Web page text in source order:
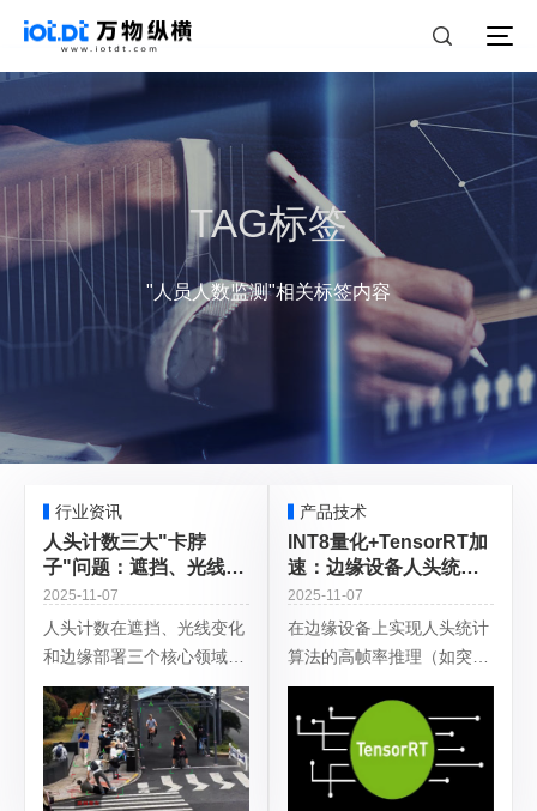
TAG标签
"人员人数监测"相关标签内容
行业资讯
人头计数三大"卡脖
子"问题：遮挡、光线、
边缘部署的技术破局之
路
2025-11-07
人头计数在遮挡、光线变化
和边缘部署三个核心领域的
技术突破，近年来通过多模
态融合、动态环境自适应和
硬件协同优化取得了显著进
展。以下从技术原理、前沿
方法到工程实践展
产品技术
INT8量化+TensorRT加
速：边缘设备人头统计
算法帧率突破 25FPS的
实战技巧
2025-11-07
在边缘设备上实现人头统计
算法的高帧率推理（如突破
25FPS），结合INT8 量化
与TensorRT 加速是关键。
以下是基于实战经验的系统
性优化方案，涵盖硬件选